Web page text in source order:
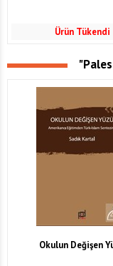
Ürün Tükendi
Okulun Değişen